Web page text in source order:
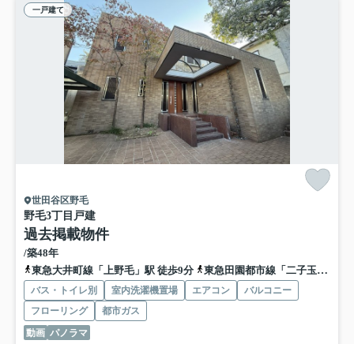
一戸建て
世田谷区野毛
野毛3丁目戸建
過去掲載物件
/築48年
東急大井町線「上野毛」駅 徒歩9分
東急田園都市線「二子玉川」駅 徒歩18分
バス・トイレ別 室内洗濯機置場 エアコン
バルコニー
フローリング
都市ガス
動画 パノラマ